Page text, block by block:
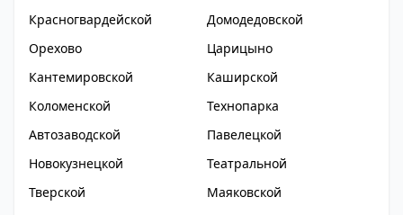
Красногвардейской
Домодедовской
Орехово
Царицыно
Кантемировской
Каширской
Коломенской
Технопарка
Автозаводской
Павелецкой
Новокузнецкой
Театральной
Тверской
Маяковской